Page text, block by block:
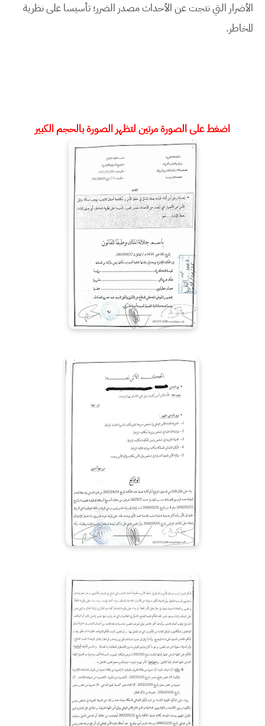
الأضرار التي نتجت عن الأحداث مصدر الضرر؛ تأسيسا على نظرية
المخاطر.
اضغط على الصورة مرتين لتظهر الصورة بالحجم الكبير